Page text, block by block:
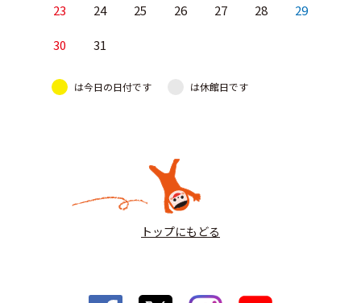
23 24 25 26 27 28 29
30 31
は今日の日付です は休館日です
トップにもどる